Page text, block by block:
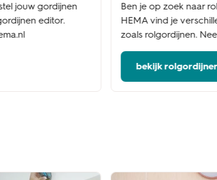
jouw gordijnen
editor.
Ben je op zoek naar
HEMA vind je
zoals rolgordijnen.
bekijk